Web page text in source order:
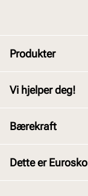
Produkter
Barn
Vi hjelper deg!
Kjøpsbetingelser
Bærekraft
Dette er Eurosko